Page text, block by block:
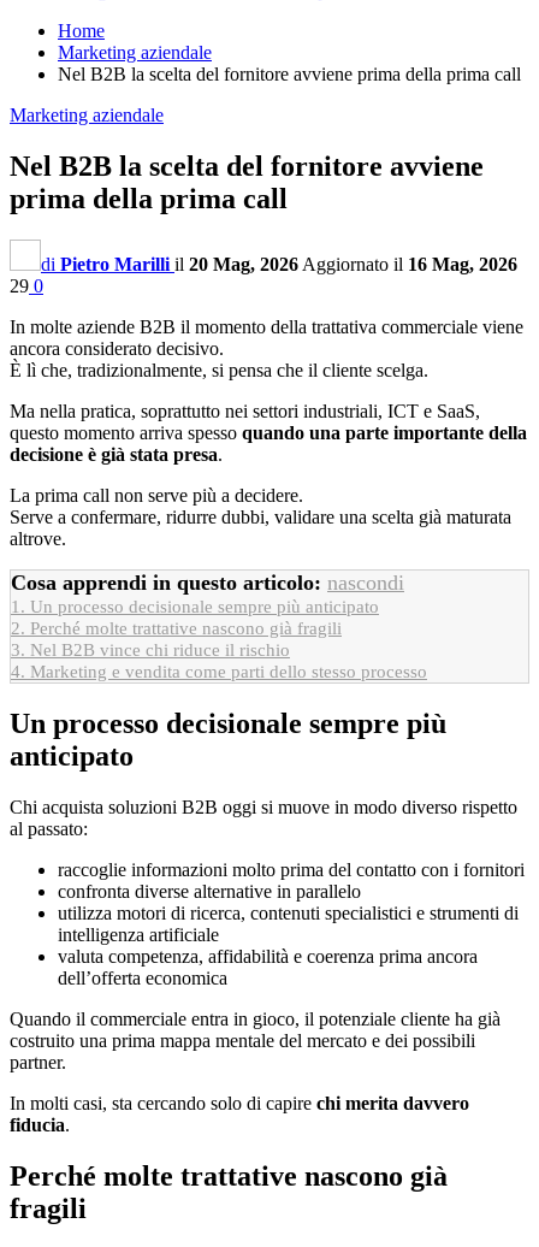
Home
Marketing aziendale
Nel B2B la scelta del fornitore avviene prima della prima call
Marketing aziendale
Nel B2B la scelta del fornitore avviene
prima della prima call
di Pietro Marilli il 20 Mag, 2026 Aggiornato il 16 Mag, 2026
29 0
In molte aziende B2B il momento della trattativa commerciale viene
ancora considerato decisivo.
È lì che, tradizionalmente, si pensa che il cliente scelga.
Ma nella pratica, soprattutto nei settori industriali, ICT e SaaS,
questo momento arriva spesso quando una parte importante della
decisione è già stata presa.
La prima call non serve più a decidere.
Serve a confermare, ridurre dubbi, validare una scelta già maturata
altrove.
Cosa apprendi in questo articolo: nascondi
1. Un processo decisionale sempre più anticipato
2. Perché molte trattative nascono già fragili
3. Nel B2B vince chi riduce il rischio
4. Marketing e vendita come parti dello stesso processo
Un processo decisionale sempre più
anticipato
Chi acquista soluzioni B2B oggi si muove in modo diverso rispetto
al passato:
raccoglie informazioni molto prima del contatto con i fornitori
confronta diverse alternative in parallelo
utilizza motori di ricerca, contenuti specialistici e strumenti di
intelligenza artificiale
valuta competenza, affidabilità e coerenza prima ancora
dell’offerta economica
Quando il commerciale entra in gioco, il potenziale cliente ha già
costruito una prima mappa mentale del mercato e dei possibili
partner.
In molti casi, sta cercando solo di capire chi merita davvero
fiducia.
Perché molte trattative nascono già
fragili